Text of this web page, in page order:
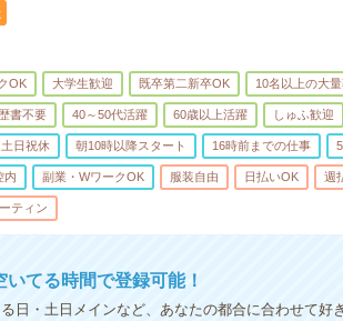
OK 大学生歓迎 既卒第二新卒OK 10名以上の大
書不要 40～50代活躍 60歳以上活躍 しゅふ歓迎
土日祝休 朝10時以降スタート 16時前までの仕事
内 副業・WワークOK 服装自由 日払いOK 週
ティン
てる時間で登録可能！
日・土日メインなど、あなたの都合に合わせて好